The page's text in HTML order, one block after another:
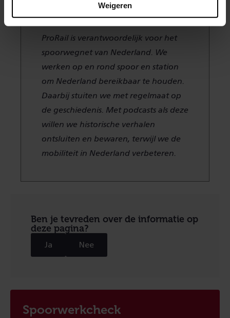
Weigeren
ProRail is verantwoordelijk voor het
spoorwegnet van Nederland. We
werken op en rond spoor en station
om Nederland bereikbaar te houden.
Daarbij stuiten we met regelmaat op
de geschiedenis. Met podcasts als deze
willen we historische verhalen
ontsluiten en bewaren, terwijl we de
mobiliteit in Nederland verbeteren.
Ben je tevreden over de informatie op
deze pagina?
Ja Nee
Spoorwerkcheck